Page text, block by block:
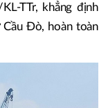
TTr, khẳng định
Đò, hoàn toàn